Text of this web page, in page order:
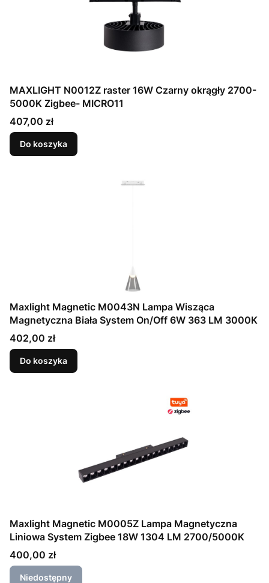
MAXLIGHT N0012Z raster 16W Czarny okrągły 2700-
5000K Zigbee- MICRO11
Cena
407,00 zł
Do koszyka
Maxlight Magnetic M0043N Lampa Wisząca
Magnetyczna Biała System On/Off 6W 363 LM 3000K
Cena
402,00 zł
Do koszyka
Maxlight Magnetic M0005Z Lampa Magnetyczna
Liniowa System Zigbee 18W 1304 LM 2700/5000K
Cena
400,00 zł
Niedostępny